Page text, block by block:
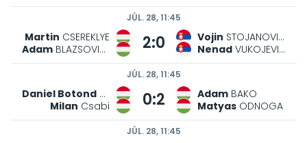
JÚL. 28, 11:45
Martin CSEREKLYE
Adam BLAZSOVICS 2:0 Vojin STOJANOVIC
Nenad VUKOJEVIC
JÚL. 28, 11:45
Daniel Botond
Milan Csabi 0:2 Adam BAKO
Matyas ODNOGA
JÚL. 28, 11:45